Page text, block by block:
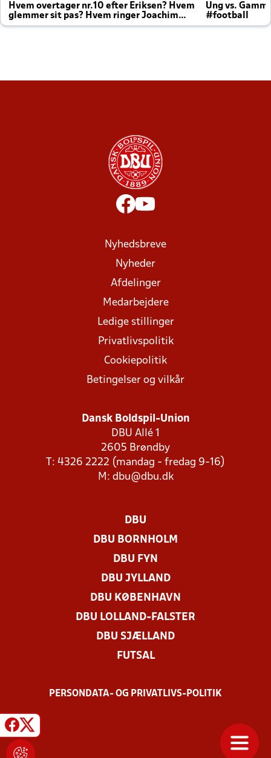
Hvem overtager nr.10 efter Eriksen? Hvem
glemmer sit pas? Hvem ringer Joachim
altid til efter kampe?
Ung vs.
#football
Nyhedsbreve
Nyheder
Afdelinger
Medarbejdere
Ledige stillinger
Privatlivspolitik
Cookiepolitik
Betingelser og vilkår
Dansk Boldspil-Union
DBU Allé 1
2605 Brøndby
T: 4326 2222 (mandag - fredag 9-16)
M: dbu@dbu.dk
DBU
DBU BORNHOLM
DBU FYN
DBU JYLLAND
DBU KØBENHAVN
DBU LOLLAND-FALSTER
DBU SJÆLLAND
FUTSAL
PERSONDATA- OG PRIVATLIVS-POLITIK